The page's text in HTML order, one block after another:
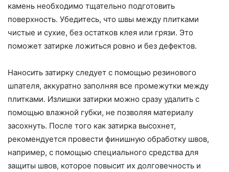
камень необходимо тщательно подготовить
поверхность. Убедитесь, что швы между плитками
чистые и сухие, без остатков клея или грязи. Это
поможет затирке ложиться ровно и без дефектов.
Наносить затирку следует с помощью резинового
шпателя, аккуратно заполняя все промежутки между
плитками. Излишки затирки можно сразу удалить с
помощью влажной губки, не позволяя материалу
засохнуть. После того как затирка высохнет,
рекомендуется провести финишную обработку швов,
например, с помощью специального средства для
защиты швов, которое повысит их долговечность и